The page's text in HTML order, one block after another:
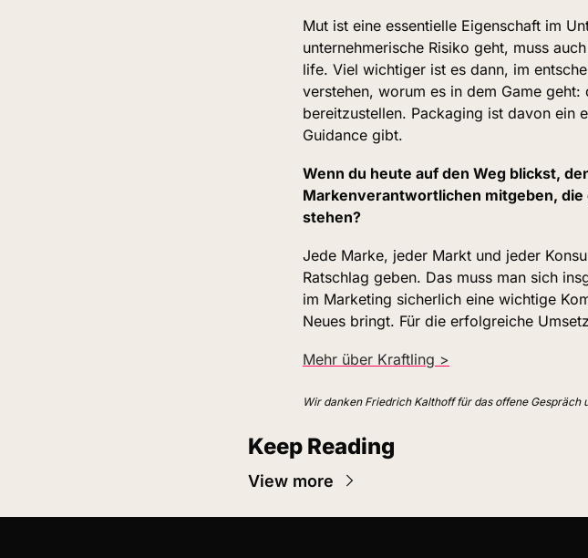
Mut ist eine essentielle Eigenschaft im
unternehmerische Risiko geht, muss
life. Viel wichtiger ist es dann, im
verstehen, worum es in dem Game
bereitzustellen. Packaging ist davon ein
Guidance gibt.
Wenn du heute auf den Weg blickst,
Markenverantwortlichen mitgeben,
stehen?
Jede Marke, jeder Markt und jeder
Ratschlag geben. Das muss man sich
im Marketing sicherlich eine wichtige
Neues bringt. Für die erfolgreiche
Mehr über Kraftling >
Wir danken Friedrich Kalthoff für das offene
Keep Reading
View more